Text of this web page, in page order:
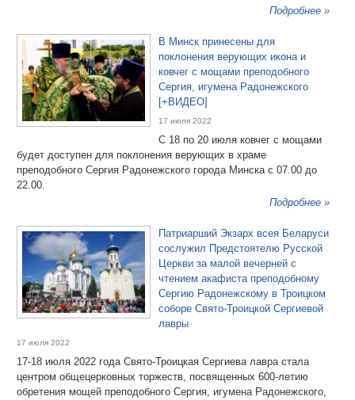
Подробнее »
В Минск принесены для
поклонения верующих икона и
ковчег с мощами преподобного
Сергия, игумена Радонежского
[+ВИДЕО]
17 июля 2022
С 18 по 20 июля ковчег с мощами
будет доступен для поклонения верующих в храме
преподобного Сергия Радонежского города Минска с 07.00 до
22.00.
Подробнее »
Патриарший Экзарх всея Беларуси
сослужил Предстоятелю Русской
Церкви за малой вечерней с
чтением акафиста преподобному
Сергию Радонежскому в Троицком
соборе Свято-Троицкой Сергиевой
лавры
17 июля 2022
17-18 июля 2022 года Свято-Троицкая Сергиева лавра стала
центром общецерковных торжеств, посвященных 600-летию
обретения мощей преподобного Сергия, игумена Радонежского,